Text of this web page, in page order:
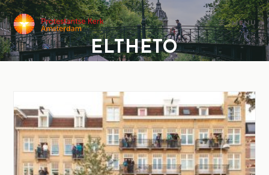
MENU
ELTHETO